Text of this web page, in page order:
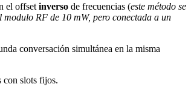
el offset inverso de frecuencias (este método se
modulo RF de 10 mW, pero conectada a un
conversación simultánea en la misma
con slots fijos.